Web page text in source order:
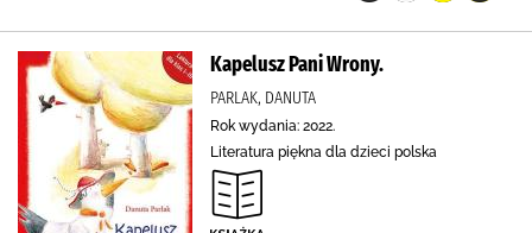
Kapelusz Pani Wrony.
PARLAK, DANUTA
Rok wydania: 2022.
Literatura piękna dla dzieci polska